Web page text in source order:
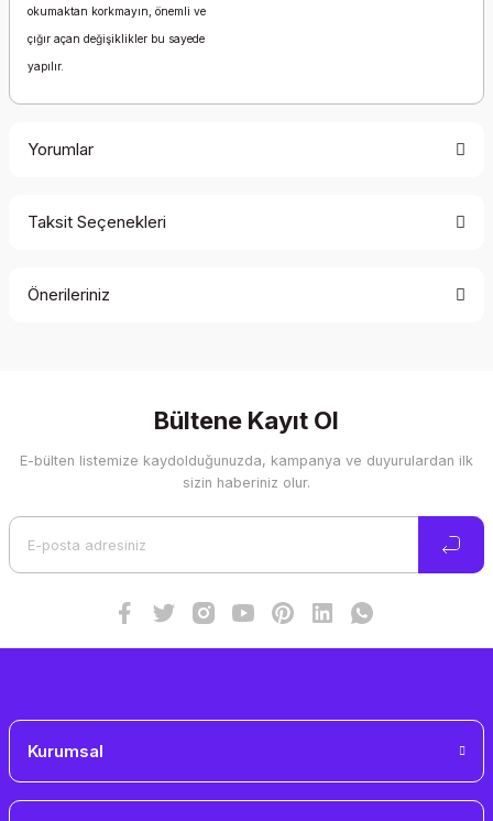
okumaktan korkmayın, önemli ve
çığır açan değişiklikler bu sayede
yapılır.
Yorumlar
Taksit Seçenekleri
Önerileriniz
Görüş ve önerileriniz için teşekkür ederiz.
Ürün resmi kalitesiz, bozuk veya görüntülenemiyor.
Bültene Kayıt Ol
E-bülten listemize kaydolduğunuzda, kampanya ve duyurulardan ilk
sizin haberiniz olur.
Kurumsal